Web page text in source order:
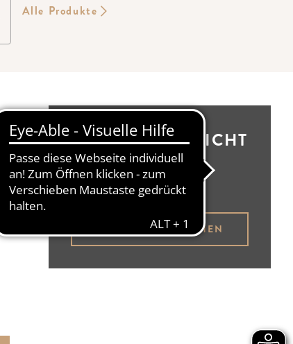
Alle Produkte
BESTELLÜBERSICHT
Brotbüdel leer
BROTBÜDEL ANSEHEN